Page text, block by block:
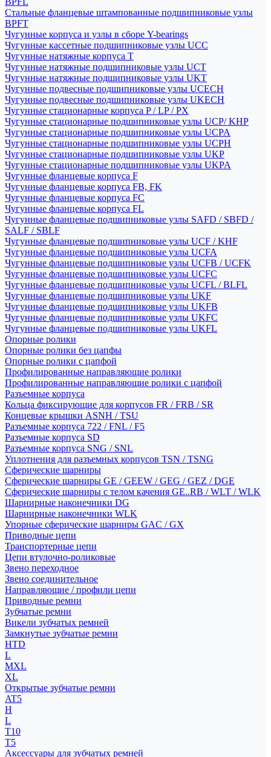
Стальные фланцевые штампованные подшипниковые узлы
BPFT
Чугунные корпуса и узлы в сборе Y-bearings
Чугунные кассетные подшипниковые узлы UCC
Чугунные натяжные корпуса T
Чугунные натяжные подшипниковые узлы UCT
Чугунные натяжные подшипниковые узлы UKT
Чугунные подвесные подшипниковые узлы UCECH
Чугунные подвесные подшипниковые узлы UKECH
Чугунные стационарные корпуса P / LP / PX
Чугунные стационарные подшипниковые узлы UCP/ KHP
Чугунные стационарные подшипниковые узлы UCPA
Чугунные стационарные подшипниковые узлы UCPH
Чугунные стационарные подшипниковые узлы UKP
Чугунные стационарные подшипниковые узлы UKPA
Чугунные фланцевые корпуса F
Чугунные фланцевые корпуса FB, FK
Чугунные фланцевые корпуса FC
Чугунные фланцевые корпуса FL
Чугунные фланцевые подшипниковые узлы SAFD / SBFD /
SALF / SBLF
Чугунные фланцевые подшипниковые узлы UCF / KHF
Чугунные фланцевые подшипниковые узлы UCFA
Чугунные фланцевые подшипниковые узлы UCFB / UCFK
Чугунные фланцевые подшипниковые узлы UCFC
Чугунные фланцевые подшипниковые узлы UCFL / BLFL
Чугунные фланцевые подшипниковые узлы UKF
Чугунные фланцевые подшипниковые узлы UKFB
Чугунные фланцевые подшипниковые узлы UKFC
Чугунные фланцевые подшипниковые узлы UKFL
Опорные ролики
Опорные ролики без цапфы
Опорные ролики с цапфой
Профилированные направляющие ролики
Профилированные направляющие ролики с цапфой
Разъемные корпуса
Кольца фиксирующие для корпусов FR / FRB / SR
Концевые крышки ASNH / TSU
Разъемные корпуса 722 / FNL / F5
Разъемные корпуса SD
Разъемные корпуса SNG / SNL
Уплотнения для разъемных корпусов TSN / TSNG
Сферические шарниры
Сферические шарниры GE / GEEW / GEG / GEZ / DGE
Сферические шарниры с телом качения GE..RB / WLT / WLK
Шарнирные наконечники DG
Шарнирные наконечники WLK
Упорные сферические шарниры GAC / GX
Приводные цепи
Транспортерные цепи
Цепи втулочно-роликовые
Звено переходное
Звено соединительное
Направляющие / профили цепи
Приводные ремни
Зубчатые ремни
Викели зубчатых ремней
Замкнутые зубчатые ремни
HTD
L
MXL
XL
Открытые зубчатые ремни
AT5
H
L
T10
T5
Аксессуары для зубчатых ремней